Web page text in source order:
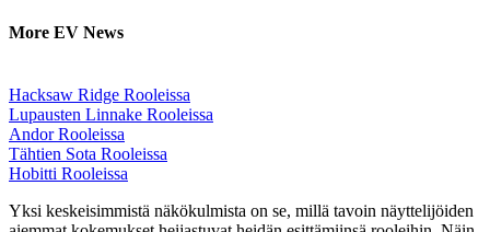
More EV News
Hacksaw Ridge Rooleissa
Lupausten Linnake Rooleissa
Andor Rooleissa
Tähtien Sota Rooleissa
Hobitti Rooleissa
Yksi keskeisimmistä näkökulmista on se, millä tavoin näyttelijöiden